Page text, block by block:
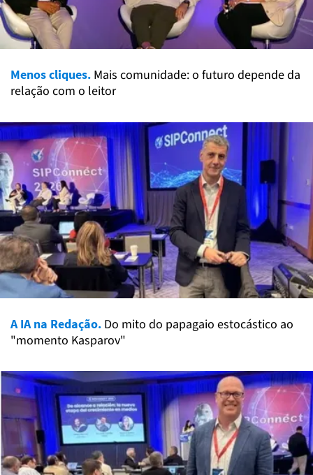
Menos cliques. Mais comunidade: o futuro depende da
relação com o leitor
A IA na Redação. Do mito do papagaio estocástico ao
"momento Kasparov"